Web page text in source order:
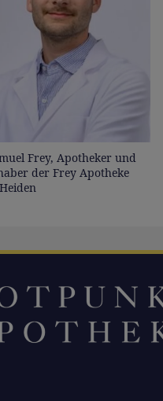
Frey, Apotheker und
der Frey Apotheke